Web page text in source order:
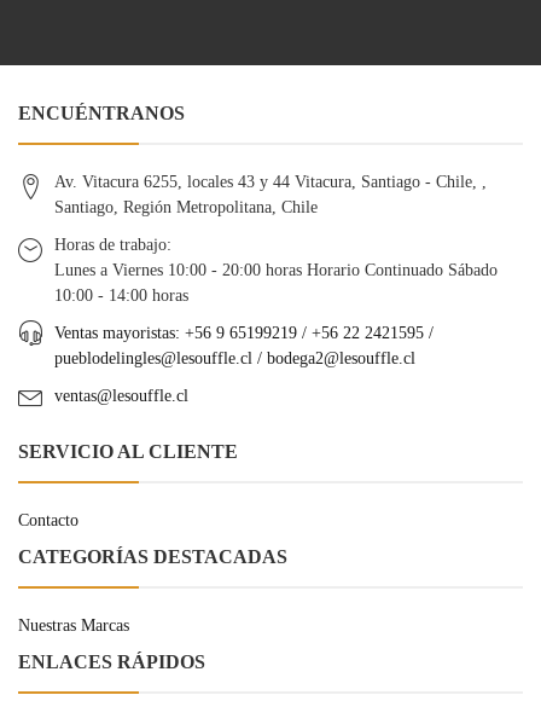
ENCUÉNTRANOS
Av. Vitacura 6255, locales 43 y 44 Vitacura, Santiago - Chile, ,
Santiago, Región Metropolitana, Chile
Horas de trabajo:
Lunes a Viernes 10:00 - 20:00 horas Horario Continuado Sábado
10:00 - 14:00 horas
Ventas mayoristas: +56 9 65199219 / +56 22 2421595 /
pueblodelingles@lesouffle.cl / bodega2@lesouffle.cl
ventas@lesouffle.cl
SERVICIO AL CLIENTE
Contacto
CATEGORÍAS DESTACADAS
Nuestras Marcas
ENLACES RÁPIDOS